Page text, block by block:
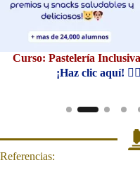
Curso: Pastelería
¡Haz clic aquí!
Referencias: